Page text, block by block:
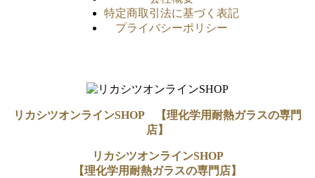
特定商取引法に基づく表記
プライバシーポリシー
リカシツオンラインSHOP 【理化学用耐熱ガラスの専門
店】
リカシツオンラインSHOP
【理化学用耐熱ガラスの専門店】